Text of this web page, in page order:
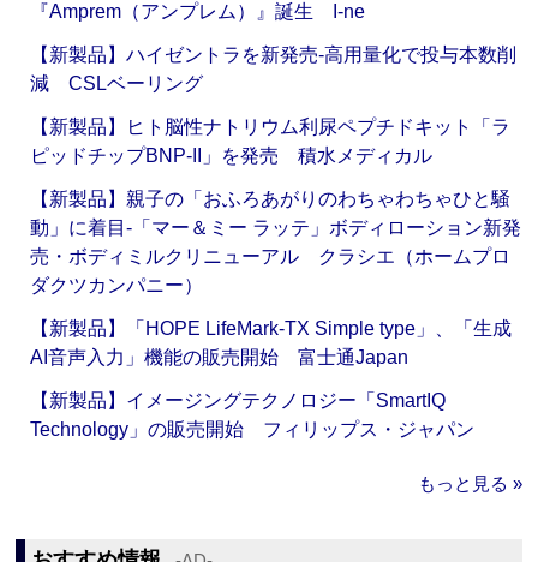
『Amprem（アンプレム）』誕生 I-ne
【新製品】ハイゼントラを新発売‐高用量化で投与本数削
減 CSLベーリング
【新製品】ヒト脳性ナトリウム利尿ペプチドキット「ラ
ピッドチップBNP-II」を発売 積水メディカル
【新製品】親子の「おふろあがりのわちゃわちゃひと騒
動」に着目‐「マー＆ミー ラッテ」ボディローション新発
売・ボディミルクリニューアル クラシエ（ホームプロ
ダクツカンパニー）
【新製品】「HOPE LifeMark-TX Simple type」、「生成
AI音声入力」機能の販売開始 富士通Japan
【新製品】イメージングテクノロジー「SmartIQ
Technology」の販売開始 フィリップス・ジャパン
もっと見る »